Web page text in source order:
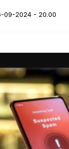
09-2024 - 20.00